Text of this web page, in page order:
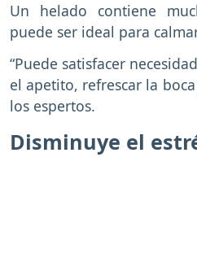
Un helado contiene
puede ser ideal para
“Puede satisfacer
el apetito, refrescar la
los espertos.
Disminuye el